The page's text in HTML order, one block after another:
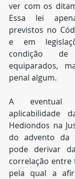
ver com os
Essa lei
previstos no
e em
condição
equiparados,
penal algum.
A eventual
aplicabilidade
Hediondos na
do advento da
pode derivar
correlação entre
pela qual a